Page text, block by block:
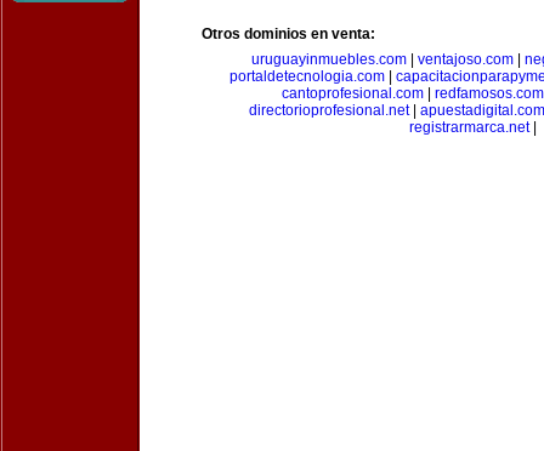
Otros dominios en venta:
uruguayinmuebles.com| ventajoso.com|
portaldetecnologia.com|
cantoprofesional.com
redfamosos.com
directorioprofesional.net| apuestadigital.com
registrarmarca.net|